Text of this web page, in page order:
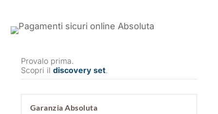
Provalo prima.
Scopri il discovery set.
Garanzia Absoluta